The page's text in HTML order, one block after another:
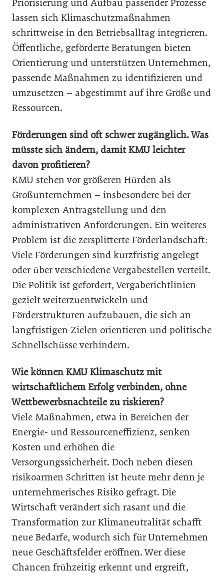
Priorisierung und Aufbau passender Prozesse
lassen sich Klimaschutzmaßnahmen
schrittweise in den Betriebsalltag integrieren.
Öffentliche, geförderte Beratungen bieten
Orientierung und unterstützen Unternehmen,
passende Maßnahmen zu identifizieren und
umzusetzen – abgestimmt auf ihre Größe und
Ressourcen.
Förderungen sind oft schwer zugänglich. Was
müsste sich ändern, damit KMU leichter
davon profitieren?
KMU stehen vor größeren Hürden als
Großunternehmen – insbesondere bei der
komplexen Antragstellung und den
administrativen Anforderungen. Ein weiteres
Problem ist die zersplitterte Förderlandschaft:
Viele Förderungen sind kurzfristig angelegt
oder über verschiedene Vergabestellen verteilt.
Die Politik ist gefordert, Vergaberichtlinien
gezielt weiterzuentwickeln und
Förderstrukturen aufzubauen, die sich an
langfristigen Zielen orientieren und politische
Schnellschüsse verhindern.
Wie können KMU Klimaschutz mit
wirtschaftlichem Erfolg verbinden, ohne
Wettbewerbsnachteile zu riskieren?
Viele Maßnahmen, etwa in Bereichen der
Energie- und Ressourceneffizienz, senken
Kosten und erhöhen die
Versorgungssicherheit. Doch neben diesen
risikoarmen Schritten ist heute mehr denn je
unternehmerisches Risiko gefragt. Die
Wirtschaft verändert sich rasant und die
Transformation zur Klimaneutralität schafft
neue Bedarfe, wodurch sich für Unternehmen
neue Geschäftsfelder eröffnen. Wer diese
Chancen frühzeitig erkennt und ergreift,